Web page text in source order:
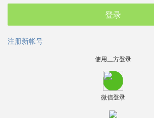
登录
注册新帐号
使用三方登录
微信登录